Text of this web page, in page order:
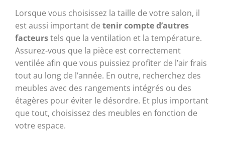
Lorsque vous choisissez la taille de votre salon, il
est aussi important de tenir compte d’autres
facteurstels que la ventilation et la température.
Assurez-vous que la pièce est correctement
ventilée afin que vous puissiez profiter de l’air frais
tout au long de l’année. En outre, recherchez des
meubles avec des rangements intégrés ou des
étagères pour éviter le désordre. Et plus important
que tout, choisissez des meubles en fonction de
votre espace.